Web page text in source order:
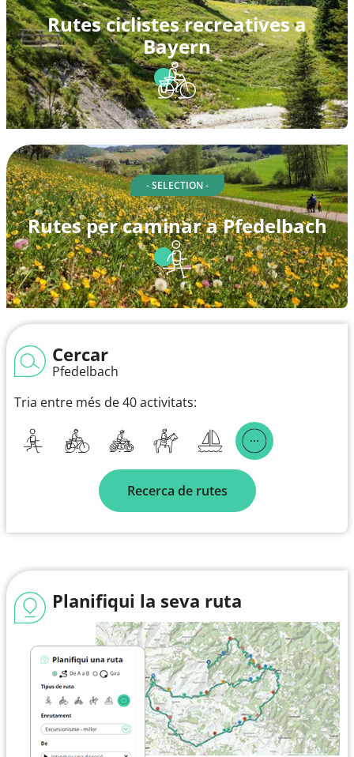
Rutes ciclistes recreatives a
Bayern
- SELECTION -
Rutes per caminar a Pfedelbach
Cercar
Pfedelbach
Tria entre més de 40 activitats:
Recerca de rutes
Planifiqui la seva ruta